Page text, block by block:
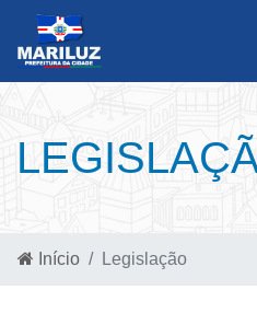
Início Legislação